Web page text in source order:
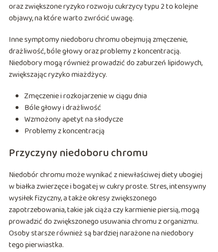
oraz zwiększone ryzyko rozwoju cukrzycy typu 2 to kolejne
objawy, na które warto zwrócić uwagę.
Inne symptomy niedoboru chromu obejmują zmęczenie,
drażliwość, bóle głowy oraz problemy z koncentracją.
Niedobory mogą również prowadzić do zaburzeń lipidowych,
zwiększając ryzyko miażdżycy.
Zmęczenie i rozkojarzenie w ciągu dnia
Bóle głowy i drażliwość
Wzmożony apetyt na słodycze
Problemy z koncentracją
Przyczyny niedoboru chromu
Niedobór chromu może wynikać z niewłaściwej diety ubogiej
w białka zwierzęce i bogatej w cukry proste. Stres, intensywny
wysiłek fizyczny, a także okresy zwiększonego
zapotrzebowania, takie jak ciąża czy karmienie piersią, mogą
prowadzić do zwiększonego usuwania chromu z organizmu.
Osoby starsze również są bardziej narażone na niedobory
tego pierwiastka.